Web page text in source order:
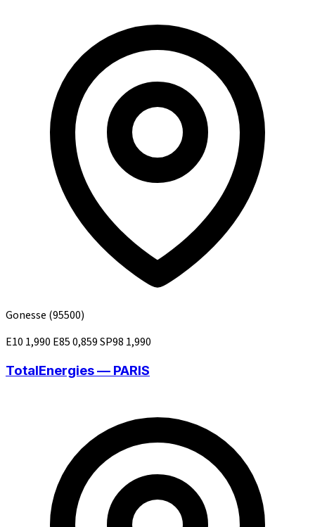
Gonesse (95500)
E10 1,990 E850,859SP98 1,990
TotalEnergies — PARIS